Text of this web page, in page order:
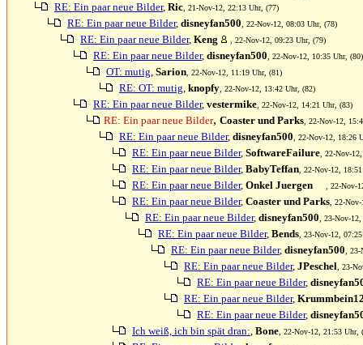
RE: Ein paar neue Bilder, Ric , 21-Nov-12, 22:13 Uhr, (77)
RE: Ein paar neue Bilder, disneyfan500 , 22-Nov-12, 08:03 Uhr, (78)
RE: Ein paar neue Bilder, Keng , 22-Nov-12, 09:23 Uhr, (79)
RE: Ein paar neue Bilder, disneyfan500 , 22-Nov-12, 10:35 Uhr, (80)
OT: mutig, Sarion , 22-Nov-12, 11:19 Uhr, (81)
RE: OT: mutig, knopfy , 22-Nov-12, 13:42 Uhr, (82)
RE: Ein paar neue Bilder, vestermike , 22-Nov-12, 14:21 Uhr, (83)
RE: Ein paar neue Bilder, Coaster und Parks , 22-Nov-12,
RE: Ein paar neue Bilder, disneyfan500 , 22-Nov-12, 18:26
RE: Ein paar neue Bilder, SoftwareFailure , 22-Nov-
RE: Ein paar neue Bilder, BabyTeffan , 22-Nov-12,
RE: Ein paar neue Bilder, Onkel Juergen , 22-Nov-
RE: Ein paar neue Bilder, Coaster und Parks , 22-
RE: Ein paar neue Bilder, disneyfan500 , 23-Nov-
RE: Ein paar neue Bilder, Bends , 23-Nov-12,
RE: Ein paar neue Bilder, disneyfan500 ,
RE: Ein paar neue Bilder, JPeschel , 23-
RE: Ein paar neue Bilder,
RE: Ein paar neue Bilder,
RE: Ein paar neue Bilder,
Ich weiß, ich bin spät dran:, Bone , 22-Nov-12, 21:53 Uhr,